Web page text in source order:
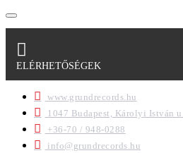
ELÉRHETŐSÉGEK
www.grundrecords.hu
1047 Budapest, Károlyi István u.
+36-70 / 948-0288
info@grundrecords.hu